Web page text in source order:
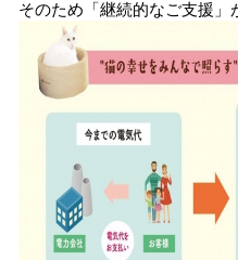
そのため「継続的なご支援」